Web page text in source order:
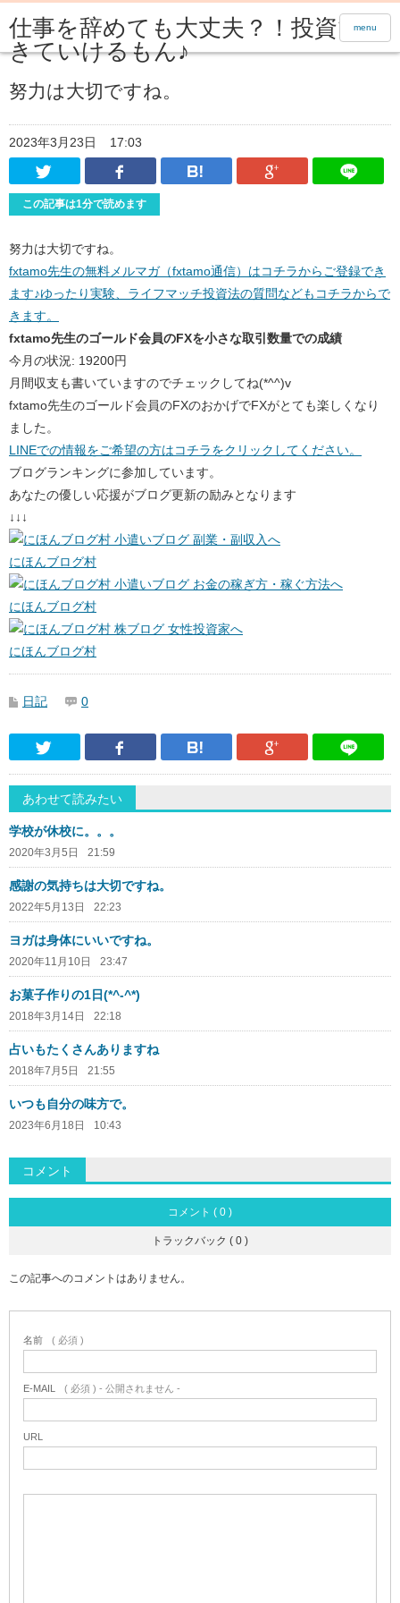
仕事を辞めても大丈夫？！投資で生
きていけるもん♪
menu
努力は大切ですね。
2023年3月23日
17:03
Twitter
Facebook はてなブックマーク
Google
この記事は1分で読めます
努力は大切ですね。
fxtamo先生の無料メルマガ（fxtamo通信）はコチラからご登録でき
ます♪ゆったり実験、ライフマッチ投資法の質問などもコチラからで
きます。
fxtamo先生のゴールド会員のFXを小さな取引数量での成績
今月の状況: 19200円
月間収支も書いていますのでチェックしてね(*^^)v
fxtamo先生のゴールド会員のFXのおかげでFXがとても楽しくなり
ました。
LINEでの情報をご希望の方はコチラをクリックしてください。
ブログランキングに参加しています。
あなたの優しい応援がブログ更新の励みとなります
↓↓↓
にほんブログ村
にほんブログ村
にほんブログ村
日記 0
Twitter Facebook はてなブックマーク
Google
あわせて読みたい
学校が休校に。。。
2020年3月5日 21:59
感謝の気持ちは大切ですね。
2022年5月13日 22:23
ヨガは身体にいいですね。
2020年11月10日 23:47
お菓子作りの1日(*^-^*)
2018年3月14日 22:18
占いもたくさんありますね
2018年7月5日 21:55
いつも自分の味方で。
2023年6月18日 10:43
コメント
コメント ( 0 )
トラックバック ( 0 )
この記事へのコメントはありません。
名前 ( 必須 )
E-MAIL ( 必須 ) - 公開されません -
URL